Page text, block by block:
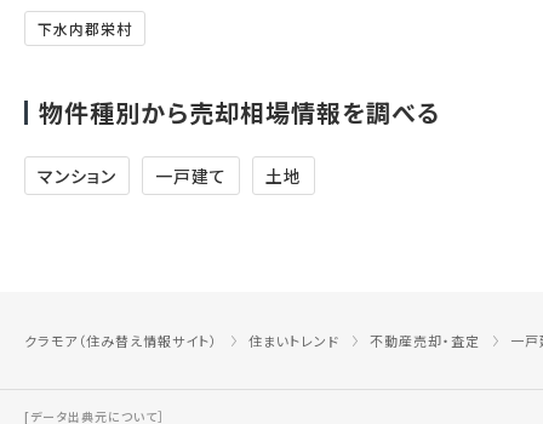
下水内郡栄村
物件種別から売却相場情報を調べる
マンション 一戸建て 土地
クラモア（住み替え情報サイト） 住まいトレンド 不動産売却・査定 一戸
[データ出典元について］